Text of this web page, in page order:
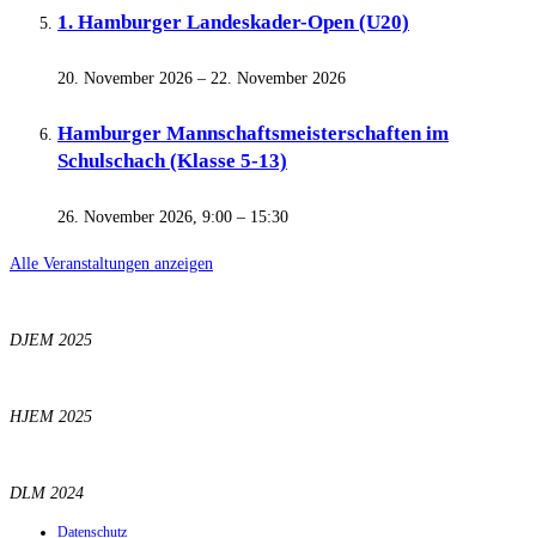
1. Hamburger Landeskader-Open (U20)
20. November 2026 – 22. November 2026
Hamburger Mannschaftsmeisterschaften im
Schulschach (Klasse 5-13)
26. November 2026, 9:00 – 15:30
Alle Veranstaltungen anzeigen
DJEM 2025
HJEM 2025
DLM 2024
Datenschutz